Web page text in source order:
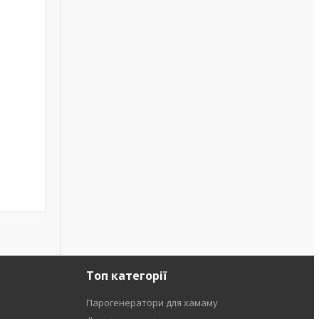
Топ категорії
Парогенератори для хамаму